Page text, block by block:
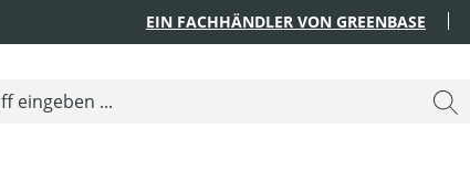
EIN FACHHÄNDLER VON GREENBASE